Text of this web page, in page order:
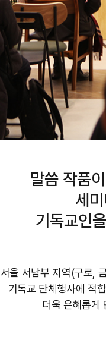
말씀 작품
세
기독교인
서울 서남부 지역(구로,
기독교 단체행사에 적
더욱 은혜롭게